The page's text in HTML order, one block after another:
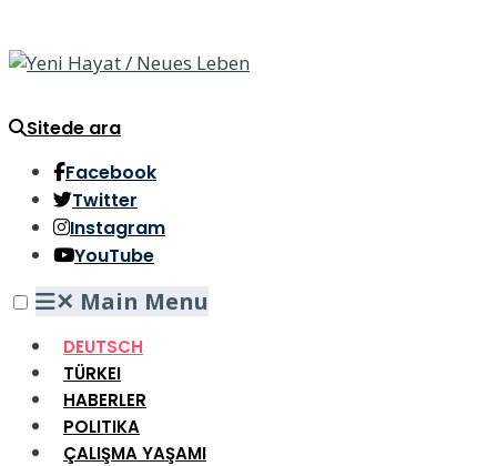
Sitede ara
Facebook
Twitter
Instagram
YouTube
✕ Main Menu
DEUTSCH
TÜRKEI
HABERLER
POLITIKA
ÇALIŞMA YAŞAMI